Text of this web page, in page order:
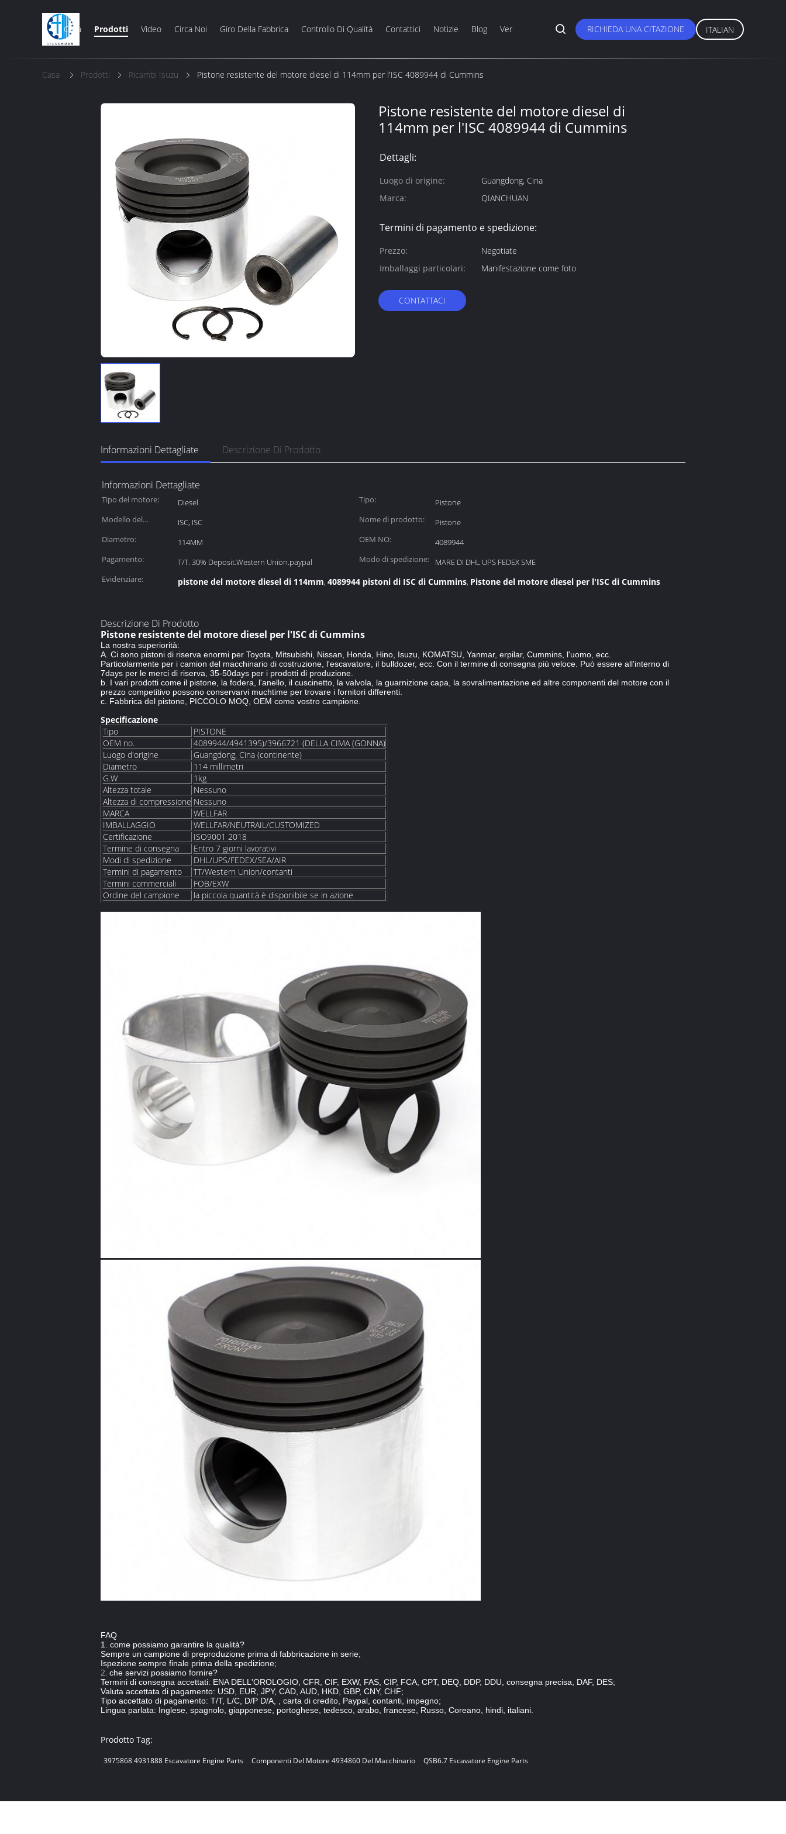
Casa Prodotti Video Circa Noi Giro Della Fabbrica Controllo Di Qualità Contattici Notizie Blog Ver RICHIEDA UNA CITAZIONE ITALIAN
Casa Prodotti Ricambi Isuzu Pistone resistente del motore diesel di 114mm per l'ISC 4089944 di Cummins
Pistone resistente del motore diesel di
114mm per l'ISC 4089944 di Cummins
Dettagli:
Luogo di origine:
Guangdong, Cina
Marca:
QIANCHUAN
Termini di pagamento e spedizione:
Prezzo:
Negotiate
Imballaggi particolari:
Manifestazione come foto
CONTATTACI
Informazioni Dettagliate Descrizione Di Prodotto
Informazioni Dettagliate
Tipo del motore: Diesel Tipo:
Pistone
Modello del
ISC, ISC Nome di prodotto:
Pistone
Diametro:
114MM OEM NO:
4089944
Pagamento:
T/T. 30% Deposit.Western Union.paypal Modo di spedizione:
MARE DI DHL UPS FEDEX SME
Evidenziare:
pistone del motore diesel di 114mm, 4089944 pistoni di ISC di Cummins, Pistone del motore diesel per l'ISC di Cummins
Descrizione Di Prodotto
Pistone resistente del motore diesel per l'ISC di Cummins
La nostra superiorità:
A. Ci sono pistoni di riserva enormi per Toyota, Mitsubishi, Nissan, Honda, Hino, Isuzu, KOMATSU, Yanmar, erpilar, Cummins, l'uomo, ecc.
Particolarmente per i camion del macchinario di costruzione, l'escavatore, il bulldozer, ecc. Con il termine di consegna più veloce. Può essere all'interno di
7days per le merci di riserva, 35-50days per i prodotti di produzione.
b. I vari prodotti come il pistone, la fodera, l'anello, il cuscinetto, la valvola, la guarnizione capa, la sovralimentazione ed altre componenti del motore con il
prezzo competitivo possono conservarvi muchtime per trovare i fornitori differenti.
c. Fabbrica del pistone, PICCOLO MOQ, OEM come vostro campione.
Specificazione
Tipo
PISTONE
OEM no.
4089944/4941395)/3966721 (DELLA CIMA (GONNA)
Luogo d'origine
Guangdong, Cina (continente)
Diametro
114 millimetri
G.W
1kg
Altezza totale
Nessuno
Altezza di compressione Nessuno
MARCA
WELLFAR
IMBALLAGGIO
WELLFAR/NEUTRAIL/CUSTOMIZED
Certificazione
ISO9001 2018
Termine di consegna
Entro 7 giorni lavorativi
Modi di spedizione
DHL/UPS/FEDEX/SEA/AIR
Termini di pagamento
TT/Western Union/contanti
Termini commerciali
FOB/EXW
Ordine del campione
la piccola quantità è disponibile se in azione
FAQ
1. come possiamo garantire la qualità?
Sempre un campione di preproduzione prima di fabbricazione in serie;
Ispezione sempre finale prima della spedizione;
2. che servizi possiamo fornire?
Termini di consegna accettati: ENA DELL'OROLOGIO, CFR, CIF, EXW, FAS, CIP, FCA, CPT, DEQ, DDP, DDU, consegna precisa, DAF, DES;
Valuta accettata di pagamento: USD, EUR, JPY, CAD, AUD, HKD, GBP, CNY, CHF;
Tipo accettato di pagamento: T/T, L/C, D/P D/A, , carta di credito, Paypal, contanti, impegno;
Lingua parlata: Inglese, spagnolo, giapponese, portoghese, tedesco, arabo, francese, Russo, Coreano, hindi, italiani.
Prodotto Tag:
3975868 4931888 Escavatore Engine Parts Componenti Del Motore 4934860 Del Macchinario QSB6.7 Escavatore Engine Parts